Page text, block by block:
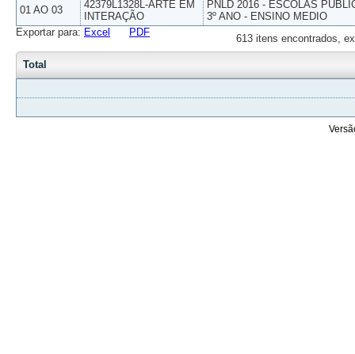
01 AO 03
42379L1328L-ARTE EM
INTERAÇÃO
PNLD 2016 - ESCOLAS
3º ANO - ENSINO MEDIO
613 itens encontrados,
Exportar para: Excel PDF
Total